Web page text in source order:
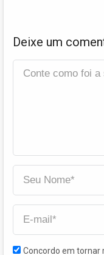
Deixe um
Concordo em tornar